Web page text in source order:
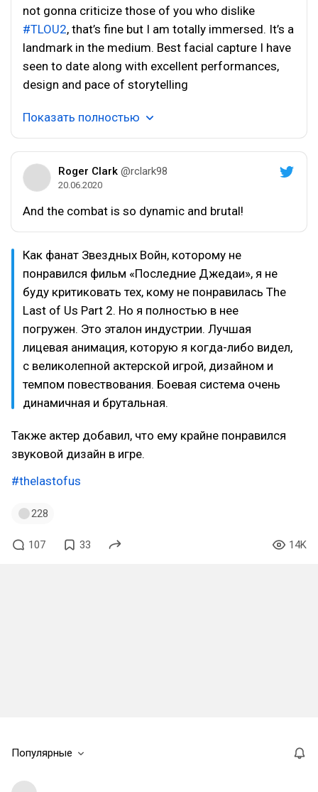
not gonna criticize those of you who dislike
#TLOU2, that’s fine but I am totally immersed. It’s a
landmark in the medium. Best facial capture I have
seen to date along with excellent performances,
design and pace of storytelling
Показать полностью
Roger Clark @rclark98
20.06.2020
And the combat is so dynamic and brutal!
Как фанат Звездных Войн, которому не
понравился фильм «Последние Джедаи», я не
буду критиковать тех, кому не понравилась The
Last of Us Part 2. Но я полностью в нее
погружен. Это эталон индустрии. Лучшая
лицевая анимация, которую я когда-либо видел,
с великолепной актерской игрой, дизайном и
темпом повествования. Боевая система очень
динамичная и брутальная.
Также актер добавил, что ему крайне понравился
звуковой дизайн в игре.
#thelastofus
228
107 33 14K
Популярные